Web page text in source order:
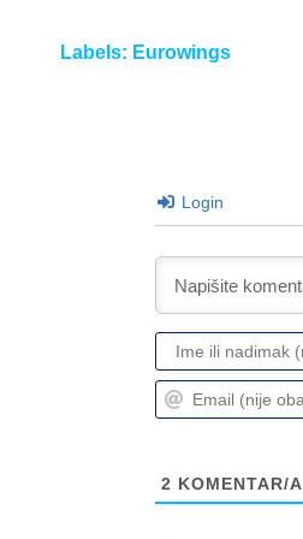
Labels: Eurowings
Login
2 KOMENTAR/A